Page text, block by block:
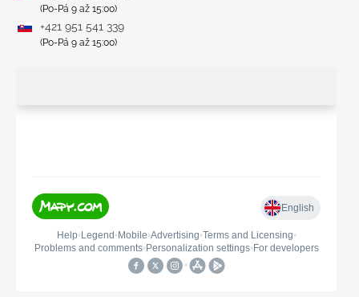
(Po-Pá 9 až 15:00)
+421 951 541 339
(Po-Pá 9 až 15:00)